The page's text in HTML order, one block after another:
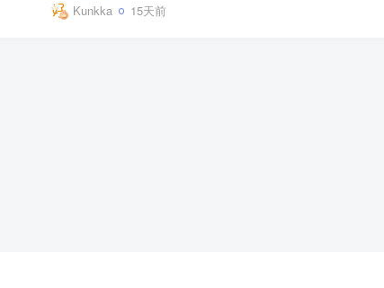
Kunkka 15天前